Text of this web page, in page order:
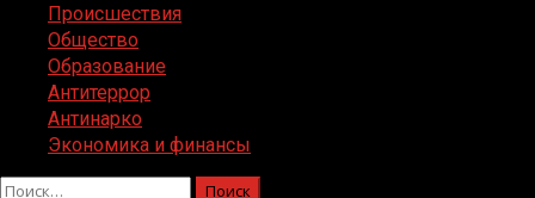
Происшествия
Общество
Образование
Антитеррор
Антинарко
Экономика и финансы
Найти: